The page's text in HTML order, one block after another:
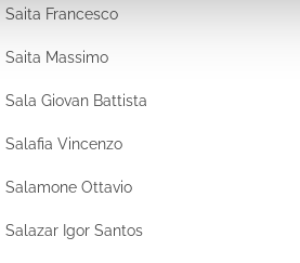
Saita Francesco
Saita Massimo
Sala Giovan Battista
Salafia Vincenzo
Salamone Ottavio
Salazar Igor Santos